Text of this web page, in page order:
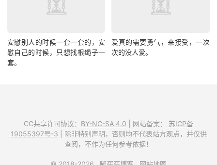
安慰别人的时候一套一套的，安
慰自己的时候，只想找根绳子一
套。
爱真的需要勇气，来接受，一次
次的没人爱。
CC共享许可协议： BY-NC-SA 4.0 | 网站备案：
苏ICP备
19055397号-3 | 除非特别声明，否则均不代表站方观点，并仅供
查阅，不作为任何参考依据！